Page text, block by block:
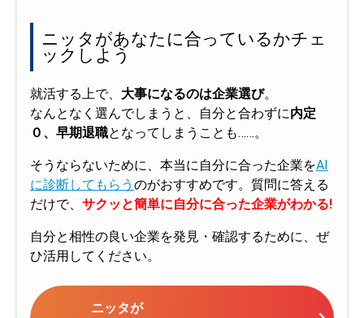
ニッタがあなたに合っているかチェ
ックしよう
就活する上で、 大事になるのは企業選び。
なんとなく選んでしまうと、自分と合わずに内定
０、早期退職となってしまうことも……。
そうならないために、本当に自分に合った企業をAI
に診断してもらう のがおすすめです。質問に答える
だけで、 サクッと簡単に自分に合った企業がわかる!
自分と相性の良い企業を発見・確認するために、ぜ
ひ活用してください。
ニッタが